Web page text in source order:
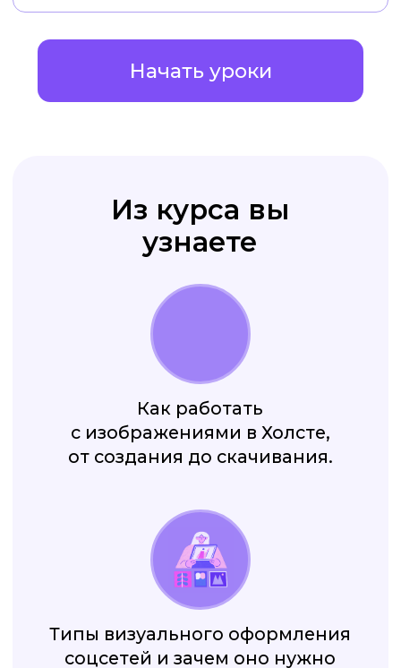
клиентаоформлен стильно
приводят вамновых клиентов